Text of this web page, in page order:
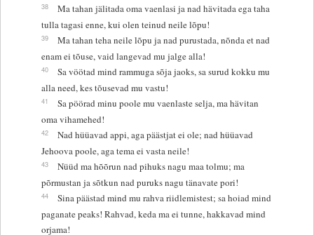
38
Ma tahan jälitada oma vaenlasi ja nad hävitada ega taha
tulla tagasi enne, kui olen teinud neile lõpu!
39
Ma tahan teha neile lõpu ja nad purustada, nõnda et nad
enam ei tõuse, vaid langevad mu jalge alla!
40
Sa vöötad mind rammuga sõja jaoks, sa surud kokku mu
alla need, kes tõusevad mu vastu!
41
Sa pöörad minu poole mu vaenlaste selja, ma hävitan
oma vihamehed!
42
Nad hüüavad appi, aga päästjat ei ole; nad hüüavad
Jehoova poole, aga tema ei vasta neile!
43
Nüüd ma hõõrun nad pihuks nagu maa tolmu; ma
põrmustan ja sõtkun nad puruks nagu tänavate pori!
44
Sina päästad mind mu rahva riidlemistest; sa hoiad mind
paganate peaks! Rahvad, keda ma ei tunne, hakkavad mind
orjama!